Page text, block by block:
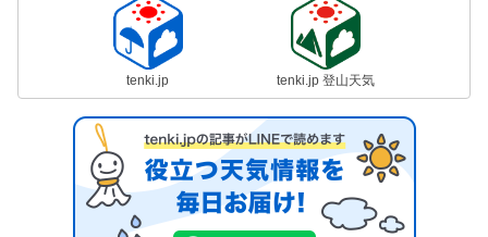
tenki.jp tenki.jp 登山天気